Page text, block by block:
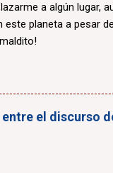
a algún lugar,
planeta a pesar
el discurso